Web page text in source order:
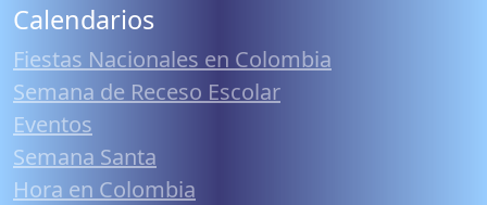
Calendarios
Fiestas Nacionales en Colombia
Semana de Receso Escolar
Eventos
Semana Santa
Hora en Colombia